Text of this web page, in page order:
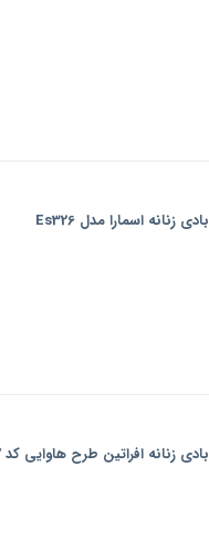
بادی زنانه اسمارا مدل Es326
بادی زنانه افراتین طرح هاوایی کد 9537